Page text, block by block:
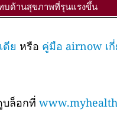
บด้านสุขภาพที่รุนแรงขึ้น
ย หรือ คู่มือ airnow เ
บล็อกที่